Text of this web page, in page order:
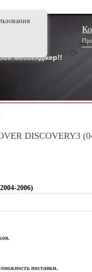
мессенджер!!
DISCOVERY3
2006)
поставки.